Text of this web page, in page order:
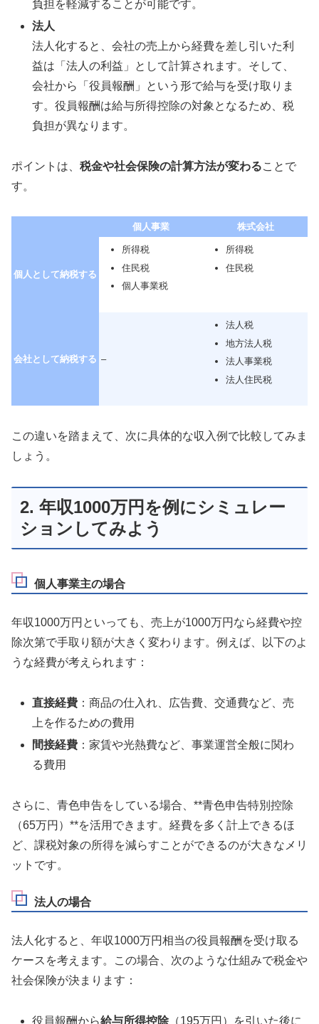
負担を軽減することが可能です。
法人
法人化すると、会社の売上から経費を差し引いた利
益は「法人の利益」として計算されます。そして、
会社から「役員報酬」という形で給与を受け取りま
す。役員報酬は給与所得控除の対象となるため、税
負担が異なります。
ポイントは、 税金や社会保険の計算方法が変わることで
す。
個人事業 株式会社
個人として納税する
所得税
住民税
個人事業税
所得税
住民税
会社として納税する –
法人税
地方法人税
法人事業税
法人住民税
この違いを踏まえて、次に具体的な収入例で比較してみま
しょう。
2. 年収1000万円を例にシミュレー
ションしてみよう
個人事業主の場合
年収1000万円といっても、売上が1000万円なら経費や控
除次第で手取り額が大きく変わります。例えば、以下のよ
うな経費が考えられます：
直接経費 ：商品の仕入れ、広告費、交通費など、売
上を作るための費用
間接経費 ：家賃や光熱費など、事業運営全般に関わ
る費用
さらに、青色申告をしている場合、**青色申告特別控除
（65万円）**を活用できます。経費を多く計上できるほ
ど、課税対象の所得を減らすことができるのが大きなメリ
ットです。
法人の場合
法人化すると、年収1000万円相当の役員報酬を受け取る
ケースを考えます。この場合、次のような仕組みで税金や
社会保険が決まります：
役員報酬から給与所得控除（195万円）を引いた後に